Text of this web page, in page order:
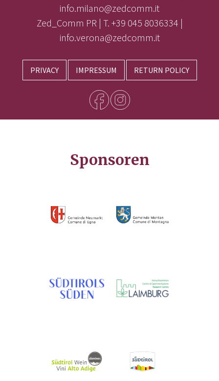
info.milano@zedcomm.it
Zed_Comm PR | T. +39 045 8036334 |
info.verona@zedcomm.it
PRIVACY IMPRESSUM RETURN POLICY
Sponsoren